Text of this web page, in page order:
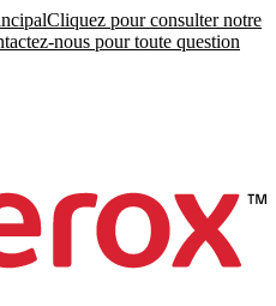
Cliquez pour consulter notre
nous pour toute question